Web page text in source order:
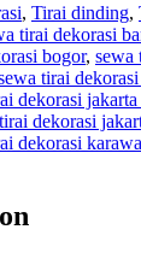
, Tirai dinding,
tirai dekorasi
bogor, sewa
tirai
dekorasi jakarta
dekorasi
dekorasi